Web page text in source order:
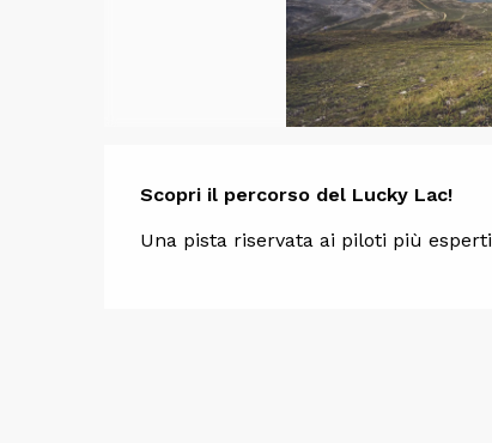
Scopri il percorso del Lucky Lac!
Una pista riservata ai piloti più